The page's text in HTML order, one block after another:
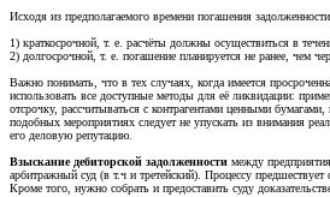
Исходя из предполагаемого времени погашения
1) краткосрочной, т. е. расчёты должны осуществиться в
2) долгосрочной, т. е. погашение планируется не ранее, чем
Важно понимать, что в тех случаях, когда имеется
использовать все доступные методы для её ликвидации:
отсрочку, рассчитываться с контрагентами ценными
подобных мероприятиях следует не упускать из внимания
его деловую репутацию.
Взыскание дебиторской задолженности между
арбитражный суд (в т.ч и третейский). Процессу предшествует
Кроме того, нужно собрать и предоставить суду